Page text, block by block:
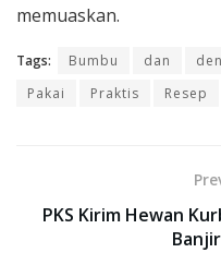
memuaskan.
Tags: Bumbu dan
Pakai
Praktis Resep
PKS Kirim Hewan